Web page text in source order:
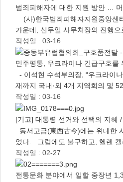
범죄피해자에 대한 지원 방안 …
(사)한국범죄피해자지원중앙센
가운데, 신두일 사무처장의 진행
작성일 : 03-16
민주평통, 우크라이나 긴급구호
- 이석현 수석부의장, “우크라이
재까지 국내·외 4개 지역회의 및
작성일 : 03-16
[기고] 대통령 선거와 선택의 지혜
동서고금(東西古今)에는 위대한
었다. 그럼에도 불구하고, 헬렌 켈
작성일 : 02-27
전통문화 분야에서 일할 중장년